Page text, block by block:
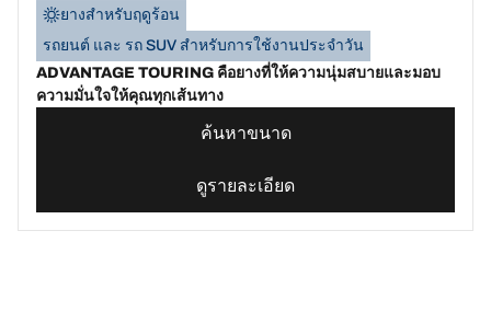
ยางสำหรับฤดูร้อน
รถยนต์ และ รถ SUV สำหรับการใช้งานประจำวัน
ADVANTAGE TOURING คือยางที่ให้ความนุ่มสบายและมอบ
ความมั่นใจให้คุณทุกเส้นทาง
ค้นหาขนาด
ดูรายละเอียด